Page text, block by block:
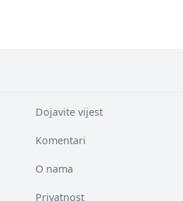
Dojavite vijest
Komentari
O nama
Privatnost